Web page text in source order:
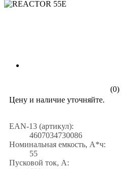
(0)
Цену и наличие уточняйте.
EAN-13 (артикул):
4607034730086
Номинальная емкость, А*ч:
55
Пусковой ток, А: